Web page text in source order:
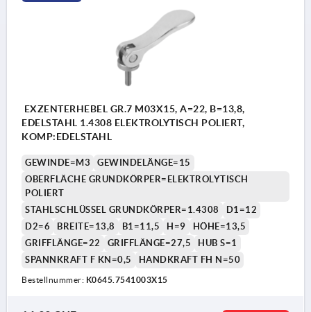
EXZENTERHEBEL GR.7 M03X15, A=22, B=13,8,
EDELSTAHL 1.4308 ELEKTROLYTISCH POLIERT,
KOMP:EDELSTAHL
GEWINDE=M3
GEWINDELÄNGE=15
OBERFLÄCHE GRUNDKÖRPER=ELEKTROLYTISCH
POLIERT
STAHLSCHLÜSSEL GRUNDKÖRPER=1.4308
D1=12
D2=6
BREITE=13,8 B1=11,5 H=9
HÖHE=13,5
GRIFFLÄNGE=22
GRIFFLÄNGE=27,5
HUB S=1
SPANNKRAFT F KN=0,5
HANDKRAFT FH N=50
Bestellnummer: K0645.7541003X15